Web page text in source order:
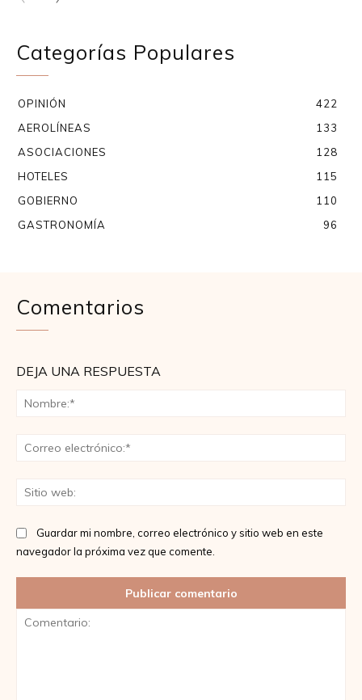
Categorías Populares
OPINIÓN
422
AEROLÍNEAS
133
ASOCIACIONES
128
HOTELES
115
GOBIERNO
110
GASTRONOMÍA
96
Comentarios
DEJA UNA RESPUESTA
Guardar mi nombre, correo electrónico y sitio web en este
navegador la próxima vez que comente.